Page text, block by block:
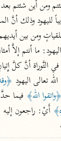
or more
عامّة
فتح البيان
فتح القدير
تفسير ابن
تعالى اليهود
﴿واتقوا الله﴾ فيما
أَيْ: راجعون إليه